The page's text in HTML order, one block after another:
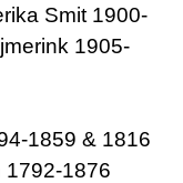
Smit 1900-
1905-
1859 & 1816
1876